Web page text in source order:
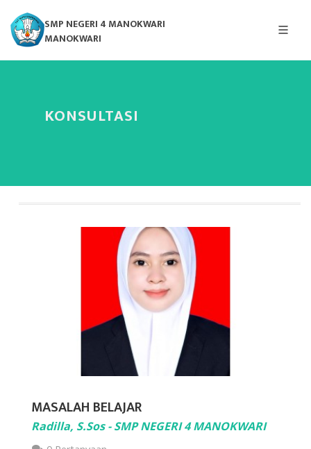
SMP NEGERI 4 MANOKWARI
MANOKWARI
KONSULTASI
MASALAH BELAJAR
Radilla, S.Sos - SMP NEGERI 4 MANOKWARI